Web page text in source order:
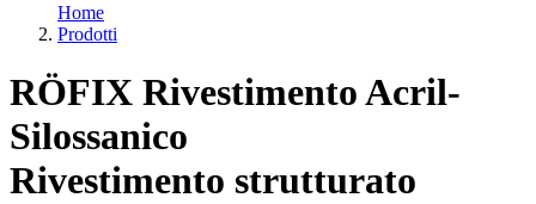
Home
Prodotti
RÖFIX Rivestimento Acril-
Silossanico
Rivestimento strutturato